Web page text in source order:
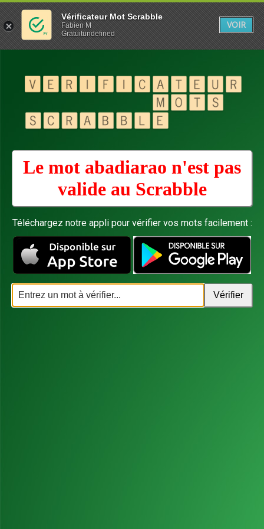
Le mot abadiarao n'est pas
valide au Scrabble
Téléchargez notre appli pour vérifier vos mots facilement :
Vérificateur Mot Scrabble
Fabien M
Gratuitundefined
VOIR